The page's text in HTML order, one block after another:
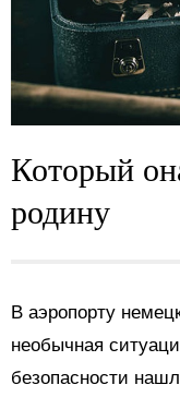
Который
родину
В аэропорту
необычная
безопасности